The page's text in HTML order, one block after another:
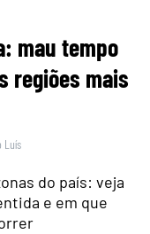
mau tempo
regiões mais
Luís
do país: veja
e em que